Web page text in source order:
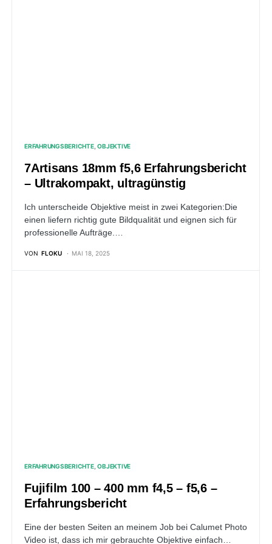
ERFAHRUNGSBERICHTE OBJEKTIVE
7Artisans 18mm f5,6 Erfahrungsbericht
– Ultrakompakt, ultragünstig
Ich unterscheide Objektive meist in zwei Kategorien:Die
einen liefern richtig gute Bildqualität und eignen sich für
professionelle Aufträge.…
VON FLOKU MAI 18, 2025
ERFAHRUNGSBERICHTE OBJEKTIVE
Fujifilm 100 – 400 mm f4,5 – f5,6 –
Erfahrungsbericht
Eine der besten Seiten an meinem Job bei Calumet Photo
Video ist, dass ich mir gebrauchte Objektive einfach…